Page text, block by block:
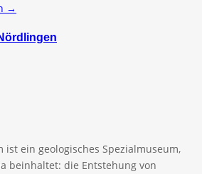
→
ist ein geologisches Spezialmuseum,
beinhaltet: die Entstehung von